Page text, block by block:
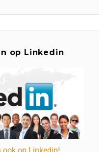
op Linkedin
ook op Linkedin!